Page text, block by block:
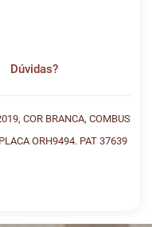
Dúvidas?
COR BRANCA, COMBUS
ORH9494. PAT 37639